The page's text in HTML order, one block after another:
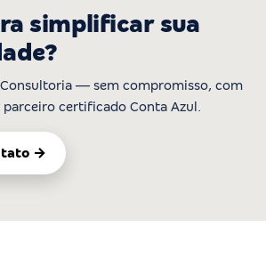
simplificar sua
Consultoria — sem compromisso, com
certificado Conta Azul.
→